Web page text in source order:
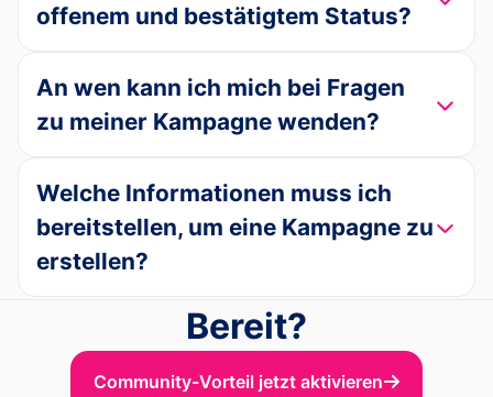
offenem und bestätigtem Status?
An wen kann ich mich bei Fragen
zu meiner Kampagne wenden?
Welche Informationen muss ich
bereitstellen, um eine Kampagne zu
erstellen?
Bereit?
Community-Vorteil jetzt aktivieren